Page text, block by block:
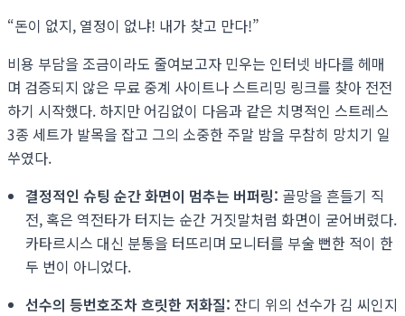
“돈이 없지, 열정이 없냐! 내가 찾고 만다!”
비용 부담을 조금이라도 줄여보고자 민우는 인터넷 바다를 헤매
며 검증되지 않은 무료 중계 사이트나 스트리밍 링크를 찾아 전전
하기 시작했다. 하지만 어김없이 다음과 같은 치명적인 스트레스
3종 세트가 발목을 잡고 그의 소중한 주말 밤을 무참히 망치기 일
쑤였다.
결정적인 슈팅 순간 화면이 멈추는 버퍼링: 골망을 흔들기 직
전, 혹은 역전타가 터지는 순간 거짓말처럼 화면이 굳어버렸다.
카타르시스 대신 분통을 터뜨리며 모니터를 부술 뻔한 적이 한
두 번이 아니었다.
선수의 등번호조차 흐릿한 저화질: 잔디 위의 선수가 김 씨인지